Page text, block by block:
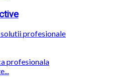
profesionale
profesionala